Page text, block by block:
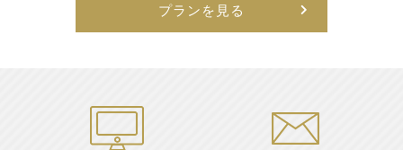
プランを見る